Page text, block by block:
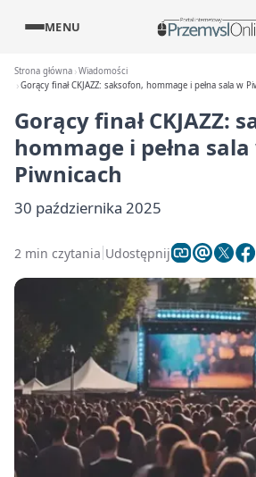
MENU
Strona główna Wiadomości
Gorący finał CKJAZZ: saksofon, hommage i pełna sala w
Gorący finał CKJAZZ:
hommage i pełna
Piwnicach
30 października 2025
2 min czytania Udostępnij